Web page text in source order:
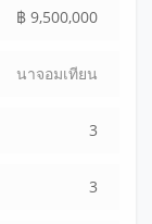
฿ 9,500,000
นาจอมเทียน
3
3